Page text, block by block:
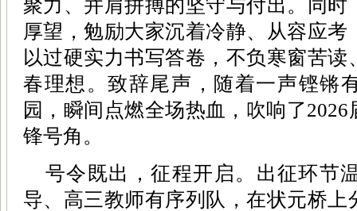
聚力、并肩拼搏的坚守与付出。同
厚望，勉励大家沉着冷静、从容应
以过硬实力书写答卷，不负寒窗苦
春理想。致辞尾声，随着一声铿锵
园，瞬间点燃全场热血，吹响了
锋号角。
号令既出，征程开启。出征环节
导、高三教师有序列队，在状元桥